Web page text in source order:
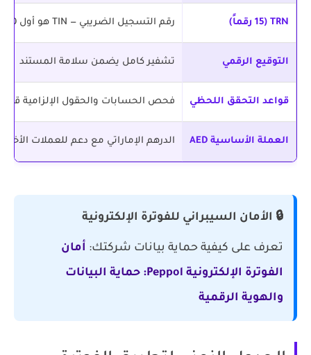
TRN (15 رقماً) رقم التسجيل الضريبي — TIN هو أول 10 أرقام منه
التوقيع الرقمي تشفير كامل يضمن سلامة المستند
قواعد التحقق اللحظي فحص الحسابات والحقول الإلزامية قبل
العملة الأساسية AED الدرهم الإماراتي مع دعم للعملات الأخرى
🔒 الأمان السيبراني للفوترة الإلكترونية
تعرف على كيفية حماية بيانات شركتك: أمان
الفوترة الإلكترونية Peppol: حماية البيانات
والهوية الرقمية